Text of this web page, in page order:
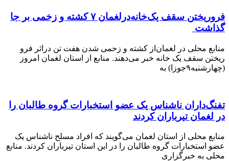
فروریختن سقف یک‌خانه‌در‌لغمان ۷ کشته و زخمی بر جا
محلی‌ در لغمان‌از کشته ‌و زحمی شدن هفت تن در‌اثر فرو
سقف یک خانه خبر می‌دهند. منابع از استان لغمان امروز
به
ناشناس یک عضو استخبارات گروه طالبان را
تیرباران کردند
محلی از استان لغمان می‌گویند که افراد مسلح ناشناس یک
گروه طالبان را در این استان تیرباران کردند. منابع
خبرگزاری